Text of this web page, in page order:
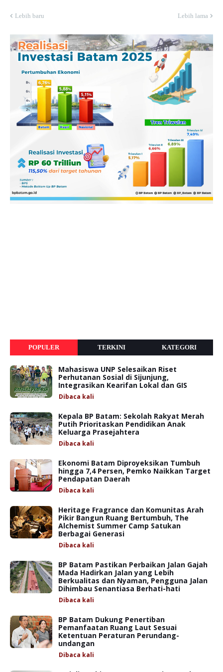
Lebih baru Lebih lama
POPULER TERKINI KATEGORI
Mahasiswa UNP Selesaikan Riset
Perhutanan Sosial di Sijunjung,
Integrasikan Kearifan Lokal dan GIS
Dibaca kali
Kepala BP Batam: Sekolah Rakyat Merah
Putih Prioritaskan Pendidikan Anak
Keluarga Prasejahtera
Dibaca kali
Ekonomi Batam Diproyeksikan Tumbuh
hingga 7,4 Persen, Pemko Naikkan Target
Pendapatan Daerah
Dibaca kali
Heritage Fragrance dan Komunitas Arah
Pikir Bangun Ruang Bertumbuh, The
Alchemist Summer Camp Satukan
Berbagai Generasi
Dibaca kali
BP Batam Pastikan Perbaikan Jalan Gajah
Mada Hadirkan Jalan yang Lebih
Berkualitas dan Nyaman, Pengguna Jalan
Dihimbau Senantiasa Berhati-hati
Dibaca kali
BP Batam Dukung Penertiban
Pemanfaatan Ruang Laut Sesuai
Ketentuan Peraturan Perundang-
undangan
Dibaca kali